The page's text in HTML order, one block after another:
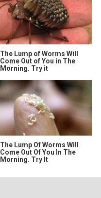
The Lump of Worms Will
Come Out of You in The
Morning. Try it
The Lump Of Worms Will
Come Out Of You In The
Morning. Try It